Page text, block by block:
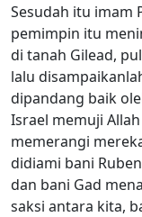
Sesudah itu imam
pemimpin itu
di tanah Gilead,
lalu
dipandang baik
Israel memuji
memerangi
didiami bani
dan bani Gad
saksi antara kita,